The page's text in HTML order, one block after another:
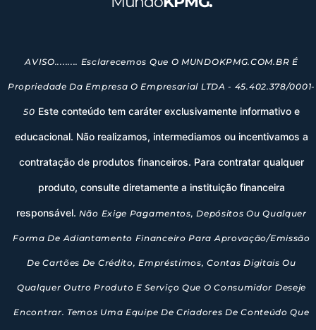
AVISO......... Esclarecemos Que O MUNDOKPMG.COM.BR É
Propriedade Da Empresa O Empresarial LTDA - 45.402.378/0001-
50 Este conteúdo tem caráter exclusivamente informativo e
educacional. Não realizamos, intermediamos ou incentivamos a
contratação de produtos financeiros. Para contratar qualquer
produto, consulte diretamente a instituição financeira
responsável. Não Exige Pagamentos, Depósitos Ou Qualquer
Forma De Adiantamento Financeiro Para Aprovação/emissão
De Cartões De Crédito, Empréstimos, Contas Digitais Ou
Qualquer Outro Produto E Serviço Que O Consumidor Deseje
Encontrar. Temos Uma Equipe De Criadores De Conteúdo Que